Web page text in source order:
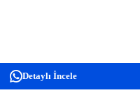
Detaylı İncele